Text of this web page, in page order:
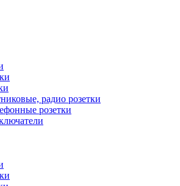
радио розетки
розетки